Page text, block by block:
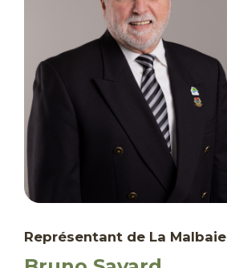
Représentant de La Malbaie